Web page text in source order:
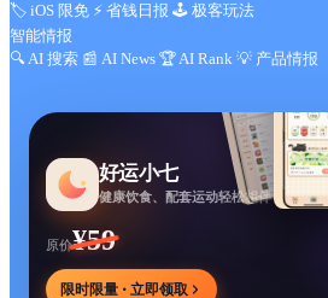
🏷️ iOS 限免 ⚡ 省钱日报 🕹️ 极客玩法
智能情报
🔍 AI 搜索 📰 AI News 🏆AI Rank 💡 产品情报
好运小七
健康饮食、配套运动轻松相伴
原价¥59
限时限量 · 立即领取